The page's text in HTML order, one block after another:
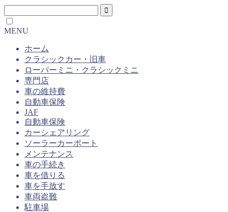
MENU
ホーム
クラシックカー・旧車
ローバーミニ・クラシックミニ
専門店
車の維持費
自動車保険
JAF
自動車保険
カーシェアリング
ソーラーカーポート
メンテナンス
車の手続き
車を借りる
車を手放す
車両盗難
駐車場